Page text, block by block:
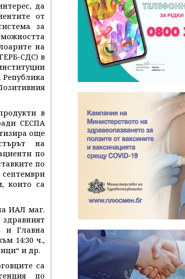
да
от
за
на
СДС) в
в
СЕСПА
още
на
по
по
които са
ИАЛ маг.
и Главна
14:30 ч.,
и др.
са
по